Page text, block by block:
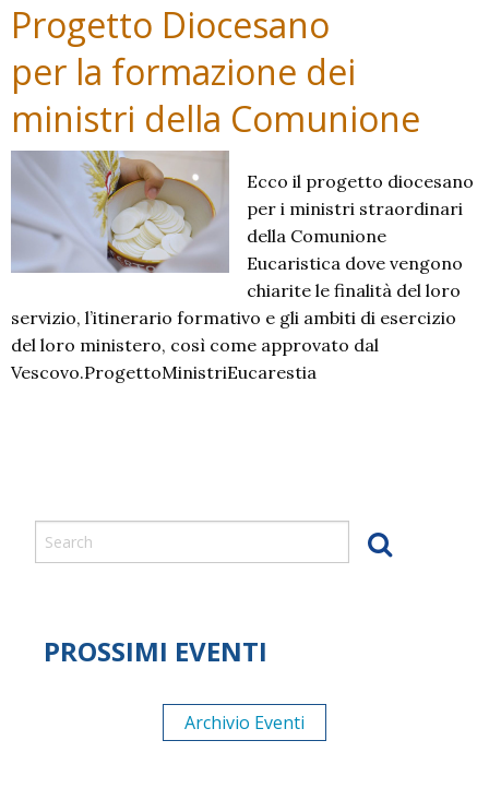
nuovo
anno
Progetto Diocesano
per la formazione dei
ministri della Comunione
Ecco il progetto diocesano
per i ministri straordinari
della Comunione
Eucaristica dove vengono
chiarite le finalità del loro
servizio, l’itinerario formativo e gli ambiti di esercizio
del loro ministero, così come approvato dal
Vescovo.ProgettoMinistriEucarestia
PROSSIMI EVENTI
Archivio Eventi